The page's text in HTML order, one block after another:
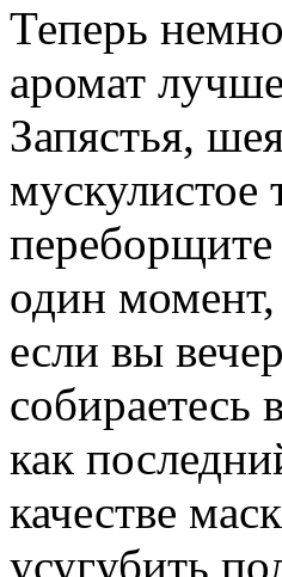
Теперь
аромат
Запястья,
мускулистое
один момент,
если вы
собираетесь
как
качестве
усугубить